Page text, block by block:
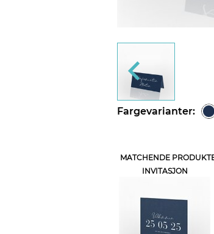
Fargevarianter:
MATCHENDE
INVITASJON